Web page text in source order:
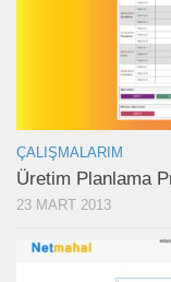
ÇALIŞMALARIM
Üretim Planlama
23 MART 2013